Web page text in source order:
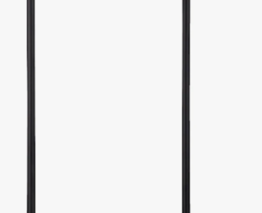
We use cookies to
option to opt out of any